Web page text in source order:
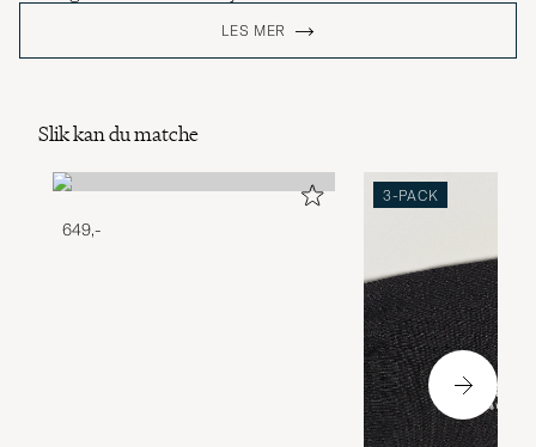
LES MER
Slik kan du matche
649,-
3-PACK